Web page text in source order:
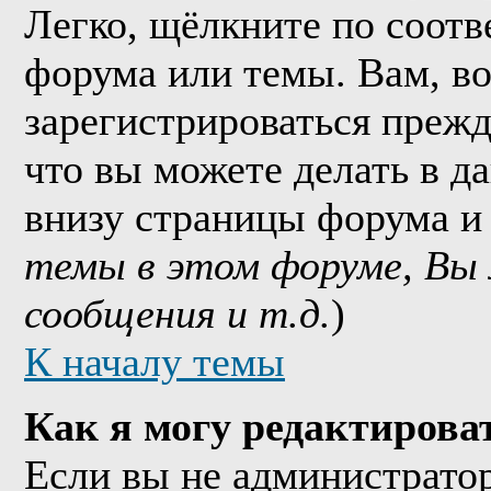
Легко, щёлкните по
форума или темы. Вам,
зарегистрироваться
что вы можете делать в
внизу страницы форума
темы в этом форуме,
сообщения и т.д.)
К началу темы
Как я могу
Если вы не